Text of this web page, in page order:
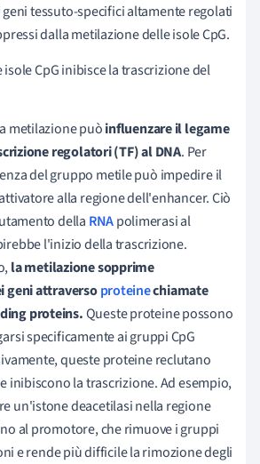
tessuto-specifici altamente regolati
dalla metilazione delle isole CpG.
CpG inibisce la trascrizione del
metilazione puòinfluenzare il legame
regolatori (TF) al DNA. Per
del gruppo metile può impedire il
alla regione dell'enhancer. Ciò
della RNApolimerasi al
l'inizio della trascrizione.
la metilazione sopprime
geni attraversoproteinechiamate
proteins.Queste proteine possono
specificamente ai gruppi CpG
queste proteine reclutano
inibiscono la trascrizione. Ad esempio,
un'istone deacetilasi nella regione
al promotore, che rimuove i gruppi
e rende più difficile la rimozione degli